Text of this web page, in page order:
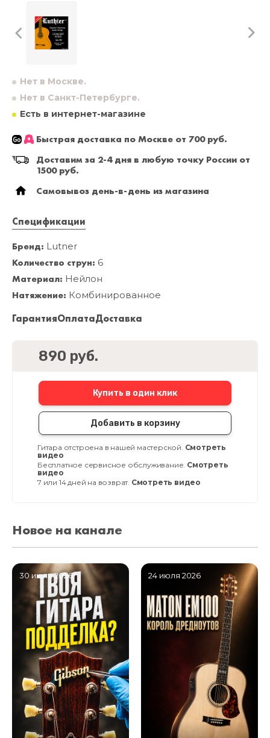
Нет в Москве.
Нет в Санкт-Петербурге.
Есть в интернет-магазине
Быстрая доставка по Москве от 700 руб.
Доставим за 2-4 дня в любую точку России от
1500 руб.
Самовывоз день-в-день из магазина
Спецификации
Бренд: Lutner
Количество струн: 6
Материал: Нейлон
Натяжение: Комбинированное
ГарантияОплатаДоставка
890 руб.
Купить в один клик
Добавить в корзину
Гитара отстроена в нашей мастерской. Смотреть
видео
Бесплатное сервисное обслуживание. Смотреть
видео
7 или 14 дней на возврат. Смотреть видео
Новое на канале
30 июля 2026 24 июля 2026